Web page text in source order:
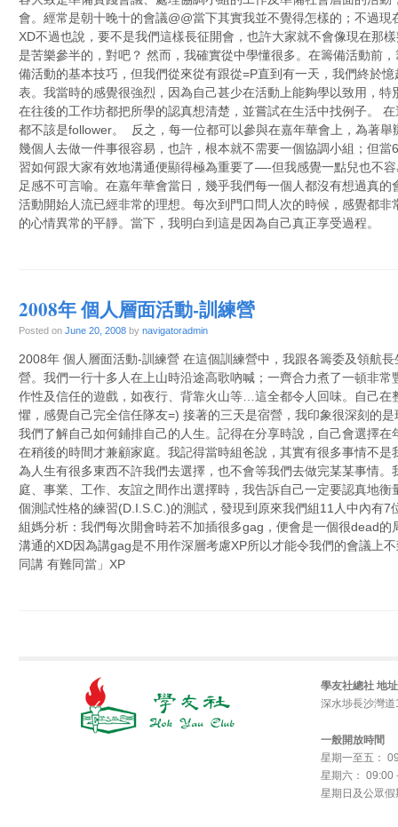
會。經常是朝十晚十的會議@@當下其實我並不覺得怎樣的；不過
XD不過也說，要不是我們這樣長征開會，也許大家就不會像現在那
是苦樂參半的，對吧？ 然而，我確實從中學懂很多。在籌備活動前
備活動的基本技巧，但我們從來從有跟從=P直到有一天，我們終於
表。我當時的感覺很強烈，因為自己甚少在活動上能夠學以致用，
在往後的工作坊都把所學的認真想清楚，並嘗試在生活中找例子。
都不該是follower。 反之，每一位都可以參與在嘉年華會上，為著舉
幾個人去做一件事很容易，也許，根本就不需要一個協調小組；但
習如何跟大家有效地溝通便顯得極為重要了—-但我感覺一點兒也不
足感不可言喻。在嘉年華會當日，幾乎我們每一個人都沒有想過真
活動開始人流已經非常的理想。每次到門口問人次的時候，感覺都
的心情異常的平靜。當下，我明白到這是因為自己真正享受過程。
2008年 個人層面活動-訓練營
Posted on June 20, 2008 by navigatoradmin
2008年 個人層面活動-訓練營 在這個訓練營中，我跟各籌委及領航
營。我們一行十多人在上山時沿途高歌吶喊；一齊合力煮了一頓非
作性及信任的遊戲，如夜行、背靠火山等…這全都令人回味。自己在
懼，感覺自己完全信任隊友=) 接著的三天是宿營，我印象很深刻的
我們了解自己如何鋪排自己的人生。記得在分享時說，自己會選擇
在稍後的時間才兼顧家庭。我記得當時組爸說，其實有很多事情不
為人生有很多東西不許我們去選擇，也不會等我們去做完某某事情。
庭、事業、工作、友誼之間作出選擇時，我告訴自己一定要認真地
個測試性格的練習(D.I.S.C.)的測試，發現到原來我們組11人中內有7
組媽分析：我們每次開會時若不加插很多gag，便會是一個很dead的
溝通的XD因為講gag是不用作深層考慮XP所以才能令我們的會議上
同講 有難同當」XP
學友社總社 地址
深水埗長沙灣
一般開放時間
星期一至五：
星期六： 09:00
星期日及公眾假